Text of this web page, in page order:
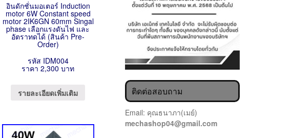
อินดักชั่นมอเตอร์ Induction
motor 6W Constant speed
motor 2IK6GN 60mm Singal
phase เลือกแรงดันไฟ และ
อัตราทดได้ (สินค้า Pre-
Order)
รหัส IDM004
ราคา 2,300 บาท
รายละเอียดเพิ่มเติม ติดต่อสอบถาม
Email: คุณธนาภา(เมย์)
mechashop04@gmail.com